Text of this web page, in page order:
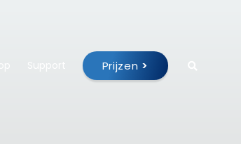
Prijzen >